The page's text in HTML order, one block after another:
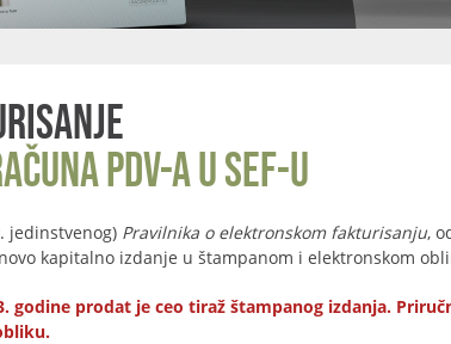
PDV-a u SEF-u
jedinstvenog) Pravilnika o elektronskom fakturisanju,
kapitalno izdanje u štampanom i elektronskom
godine prodat je ceo tiraž štampanog izdanja.